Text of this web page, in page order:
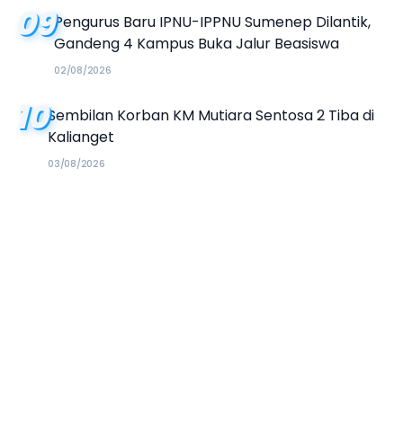
09Pengurus Baru IPNU-IPPNU Sumenep Dilantik,
Gandeng 4 Kampus Buka Jalur Beasiswa
02/08/2026
10Sembilan Korban KM Mutiara Sentosa 2 Tiba di
Kalianget
03/08/2026